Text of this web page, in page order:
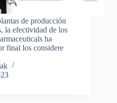
de producción
la efectividad de los
ha
final los considere